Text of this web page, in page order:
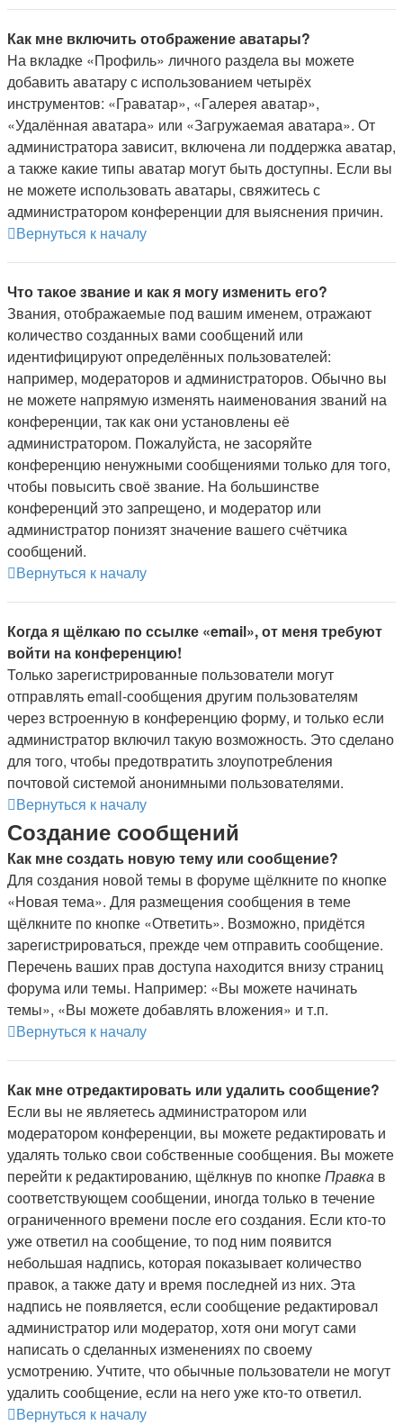
Как мне включить отображение аватары?
На вкладке «Профиль» личного раздела вы можете
добавить аватару с использованием четырёх
инструментов: «Граватар», «Галерея аватар»,
«Удалённая аватара» или «Загружаемая аватара». От
администратора зависит, включена ли поддержка аватар,
а также какие типы аватар могут быть доступны. Если вы
не можете использовать аватары, свяжитесь с
администратором конференции для выяснения причин.
Вернуться к началу
Что такое звание и как я могу изменить его?
Звания, отображаемые под вашим именем, отражают
количество созданных вами сообщений или
идентифицируют определённых пользователей:
например, модераторов и администраторов. Обычно вы
не можете напрямую изменять наименования званий на
конференции, так как они установлены её
администратором. Пожалуйста, не засоряйте
конференцию ненужными сообщениями только для того,
чтобы повысить своё звание. На большинстве
конференций это запрещено, и модератор или
администратор понизят значение вашего счётчика
сообщений.
Вернуться к началу
Когда я щёлкаю по ссылке «email», от меня требуют
войти на конференцию!
Только зарегистрированные пользователи могут
отправлять email-сообщения другим пользователям
через встроенную в конференцию форму, и только если
администратор включил такую возможность. Это сделано
для того, чтобы предотвратить злоупотребления
почтовой системой анонимными пользователями.
Вернуться к началу
Создание сообщений
Как мне создать новую тему или сообщение?
Для создания новой темы в форуме щёлкните по кнопке
«Новая тема». Для размещения сообщения в теме
щёлкните по кнопке «Ответить». Возможно, придётся
зарегистрироваться, прежде чем отправить сообщение.
Перечень ваших прав доступа находится внизу страниц
форума или темы. Например: «Вы можете начинать
темы», «Вы можете добавлять вложения» и т.п.
Вернуться к началу
Как мне отредактировать или удалить сообщение?
Если вы не являетесь администратором или
модератором конференции, вы можете редактировать и
удалять только свои собственные сообщения. Вы можете
перейти к редактированию, щёлкнув по кнопкеПравка в
соответствующем сообщении, иногда только в течение
ограниченного времени после его создания. Если кто-то
уже ответил на сообщение, то под ним появится
небольшая надпись, которая показывает количество
правок, а также дату и время последней из них. Эта
надпись не появляется, если сообщение редактировал
администратор или модератор, хотя они могут сами
написать о сделанных изменениях по своему
усмотрению. Учтите, что обычные пользователи не могут
удалить сообщение, если на него уже кто-то ответил.
Вернуться к началу